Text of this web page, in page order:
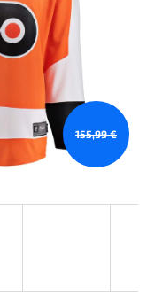
155,99 €